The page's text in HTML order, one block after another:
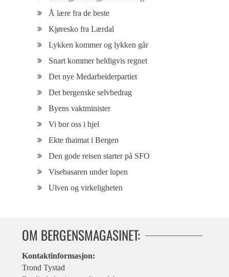
Å lære fra de beste
Kjøresko fra Lærdal
Lykken kommer og lykken går
Snart kommer heldigvis regnet
Det nye Medarbeiderpartiet
Det bergenske selvbedrag
Byens vaktminister
Vi bor oss i hjel
Ekte thaimat i Bergen
Den gode reisen starter på SFO
Visebasaren under lupen
Ulven og virkeligheten
OM BERGENSMAGASINET:
Kontaktinformasjon:
Trond Tystad